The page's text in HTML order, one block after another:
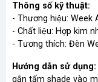
Thông số kỹ thuật:
- Thương hiệu: Week
- Chất liệu: Hợp kim
- Tương thích: Đèn
Hướng dẫn sử dụng:
gắn tấm shade vào